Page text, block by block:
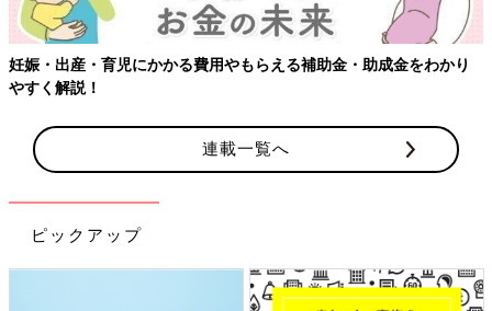
に提出する。
↓
加入している健康保険または役所から、限度額適用認定証が発行
される。
入院時に限度額適用認定証を提示。自己負担限度額のほか、食事
代や差額ベッド代などを支払う。
○事後申請
医療費の3割を産院の窓口で支払う。領収書をもらっておく。
加入している健康保険か役所で申請書をもらい、高額療養費の支
妊娠・出産・育児にかかる費用やもらえる補助金・助成金をわかり
やすく解説！
連載一覧へ
ピックアップ